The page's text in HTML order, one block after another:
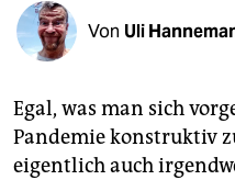
fragen & hilfe
abo
genossenschaft
Von Uli
Egal, was man sich
Pandemie konstruktiv
eigentlich auch